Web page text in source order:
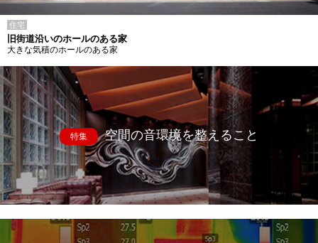
住宅
旧街道沿いのホールのある家
大きな気積のホールのある家
特集 空間の音環境を整えること